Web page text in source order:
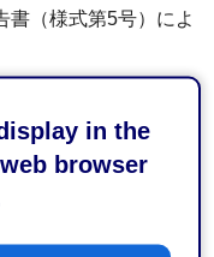
in the
browser
書（様式第5号）によ
保健所長が行う病院
に定める。